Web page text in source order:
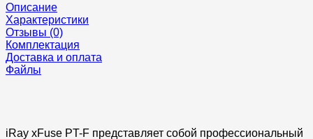
Описание
Характеристики
Отзывы (0)
Комплектация
Доставка и оплата
Файлы
iRay xFuse PT-F представляет собой профессиональный